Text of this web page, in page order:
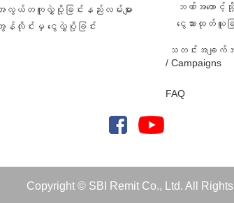
အလွယ်တကူလွှဲပို့ခြင်းနည်းလမ်းများ
အွန်လိုင်းမှ ငွေလွှဲပို့ခြင်း
ဘဏ်အကောင့်သို့
ငွေသားထုတ်ယူခြင်
သတင်းအချ
/ Campaigns
FAQ
Copyright © SBI Remit Co., Ltd. All